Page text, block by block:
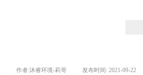
作者:沐睿环境-莉哥 发布时间: 2021-09-22